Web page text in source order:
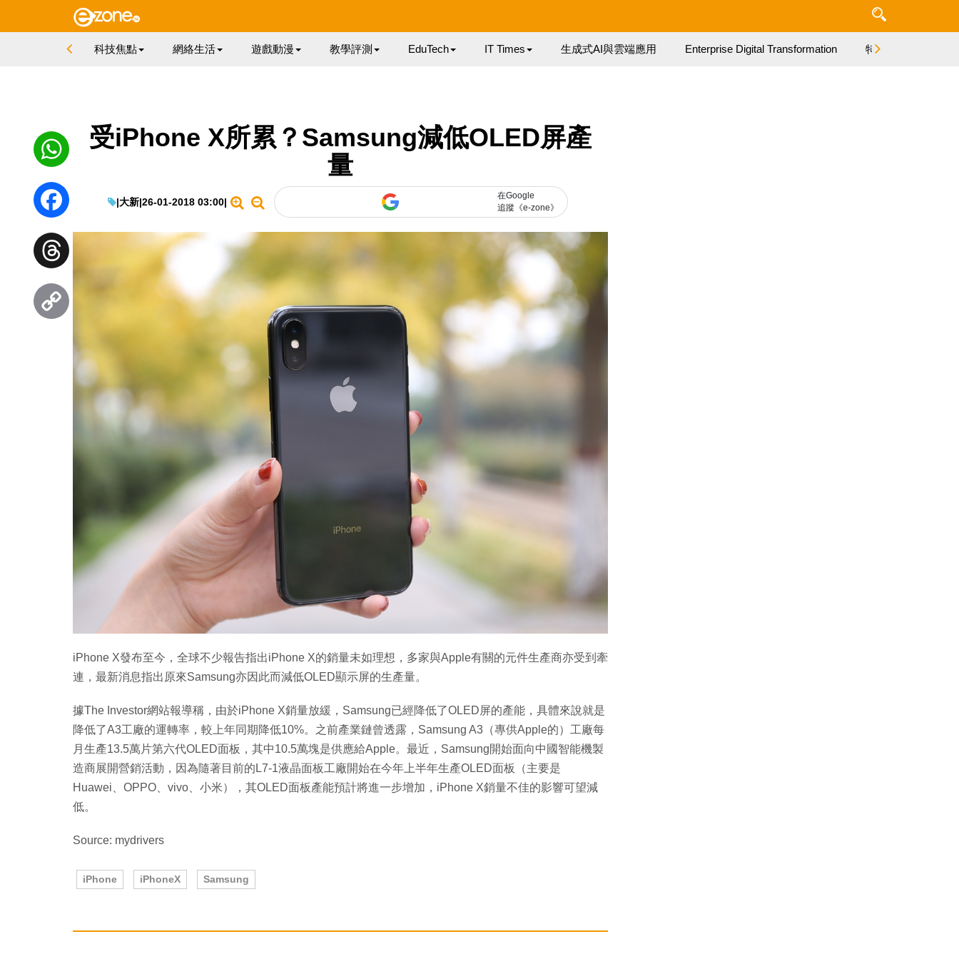
科技焦點 網絡生活 遊戲動漫 教學評測 EduTech IT Times 生成式AI與雲端應用 Enterprise Digital Transformation 特集
受iPhone X所累？Samsung減低OLED屏產
量
|大新|26-01-2018 03:00|
在Google
追蹤《e-zone》
iPhone X發布至今，全球不少報告指出iPhone X的銷量未如理想，多家與Apple有關的元件生產商亦受到牽
連，最新消息指出原來Samsung亦因此而減低OLED顯示屏的生產量。
據The Investor網站報導稱，由於iPhone X銷量放緩，Samsung已經降低了OLED屏的產能，具體來說就是
降低了A3工廠的運轉率，較上年同期降低10%。之前產業鏈曾透露，Samsung A3（專供Apple的）工廠每
月生產13.5萬片第六代OLED面板，其中10.5萬塊是供應給Apple。最近，Samsung開始面向中國智能機製
造商展開營銷活動，因為隨著目前的L7-1液晶面板工廠開始在今年上半年生產OLED面板（主要是
Huawei、OPPO、vivo、小米），其OLED面板產能預計將進一步增加，iPhone X銷量不佳的影響可望減
低。
Source: mydrivers
iPhone iPhoneX Samsung
WhatsApp
Facebook
Threads